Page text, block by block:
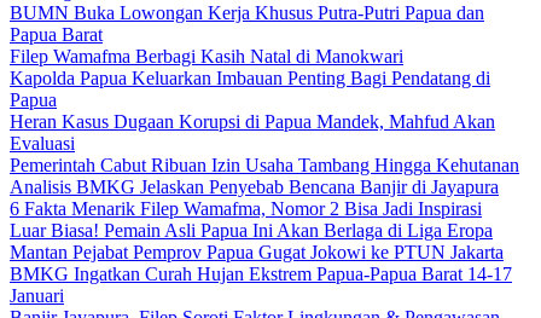
BUMN Buka Lowongan Kerja Khusus Putra-Putri Papua dan
Papua Barat
Filep Wamafma Berbagi Kasih Natal di Manokwari
Kapolda Papua Keluarkan Imbauan Penting Bagi Pendatang di
Papua
Heran Kasus Dugaan Korupsi di Papua Mandek, Mahfud Akan
Evaluasi
Pemerintah Cabut Ribuan Izin Usaha Tambang Hingga Kehutanan
Analisis BMKG Jelaskan Penyebab Bencana Banjir di Jayapura
6 Fakta Menarik Filep Wamafma, Nomor 2 Bisa Jadi Inspirasi
Luar Biasa! Pemain Asli Papua Ini Akan Berlaga di Liga Eropa
Mantan Pejabat Pemprov Papua Gugat Jokowi ke PTUN Jakarta
BMKG Ingatkan Curah Hujan Ekstrem Papua-Papua Barat 14-17
Januari